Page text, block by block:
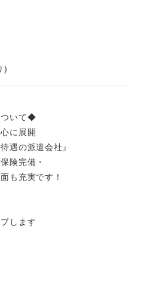
)
ついて◆
に展開
遇の派遣会社』
険完備・
も充実です！
します